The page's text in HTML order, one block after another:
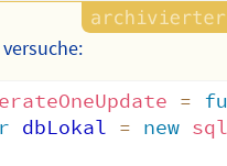
=
dbLokal = new